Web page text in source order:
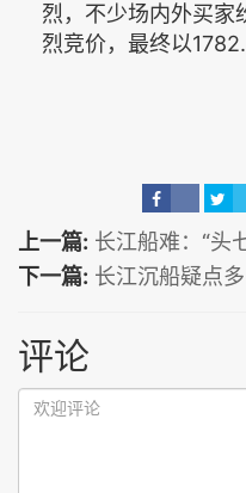
烈，不少场内外买家
烈竞价，最终以
上一篇: 长江船难：“头
下一篇: 长江沉船疑点
评论